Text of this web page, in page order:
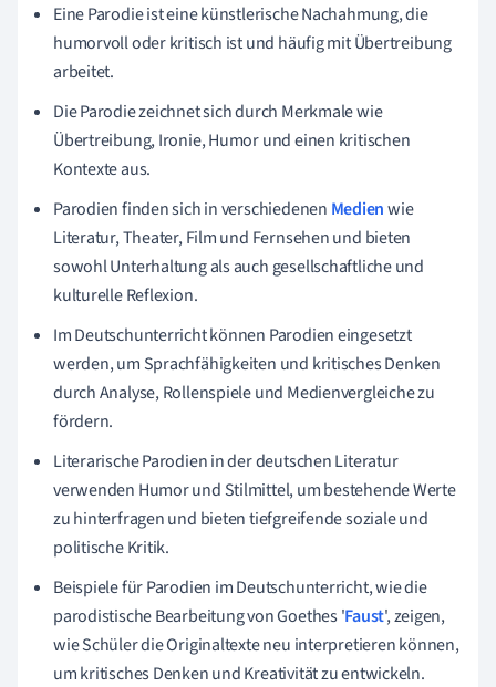
Eine Parodie ist eine künstlerische Nachahmung, die
humorvoll oder kritisch ist und häufig mit Übertreibung
arbeitet.
Die Parodie zeichnet sich durch Merkmale wie
Übertreibung, Ironie, Humor und einen kritischen
Kontexte aus.
Parodien finden sich in verschiedenen Medienwie
Literatur, Theater, Film und Fernsehen und bieten
sowohl Unterhaltung als auch gesellschaftliche und
kulturelle Reflexion.
Im Deutschunterricht können Parodien eingesetzt
werden, um Sprachfähigkeiten und kritisches Denken
durch Analyse, Rollenspiele und Medienvergleiche zu
fördern.
Literarische Parodien in der deutschen Literatur
verwenden Humor und Stilmittel, um bestehende Werte
zu hinterfragen und bieten tiefgreifende soziale und
politische Kritik.
Beispiele für Parodien im Deutschunterricht, wie die
parodistische Bearbeitung von Goethes 'Faust', zeigen,
wie Schüler die Originaltexte neu interpretieren können,
um kritisches Denken und Kreativität zu entwickeln.